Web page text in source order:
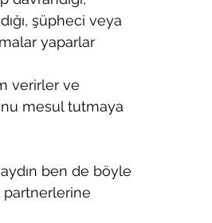
şüpheci veya
yaparlar
verirler ve
mesul tutmaya
ben de böyle
partnerlerine